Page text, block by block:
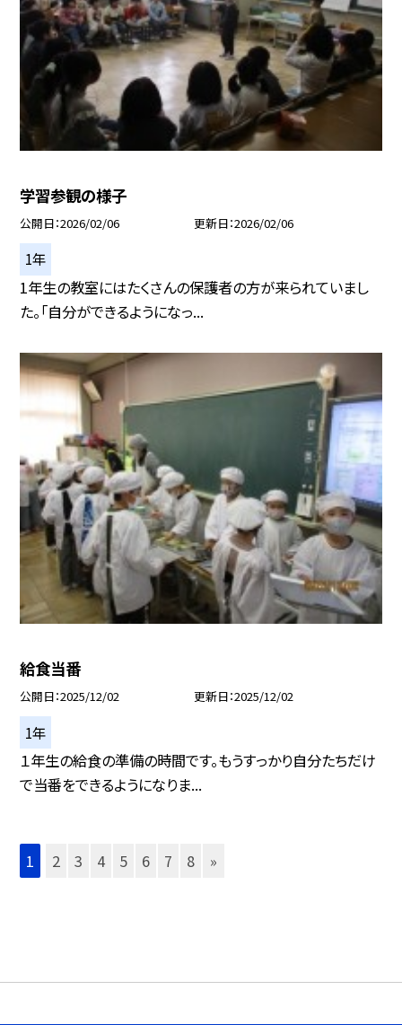
学習参観の様子
公開日 2026/02/06 更新日 2026/02/06
1年
1年生の教室にはたくさんの保護者の方が来られていまし
た。「自分ができるようになっ...
給食当番
公開日 2025/12/02 更新日 2025/12/02
1年
１年生の給食の準備の時間です。もうすっかり自分たちだけ
で当番をできるようになりま...
1 2 3 4 5 6 7 8 »